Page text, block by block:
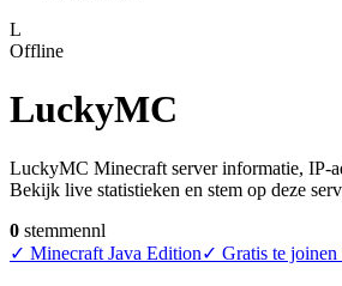
L
Offline
LuckyMC
LuckyMC Minecraft server informatie, IP-
Bekijk live statistieken en stem op deze
0 stemmennl
✓ Minecraft Java Edition✓ Gratis te